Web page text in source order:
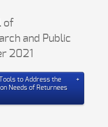
of
and Public
2021
to Address the
Needs of Returnees